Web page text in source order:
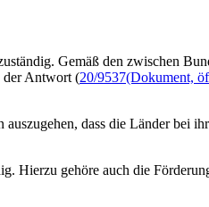
Gemäß den zwischen
der Antwort (20/9537(Dokument,
dass die Länder bei
Hierzu gehöre auch die